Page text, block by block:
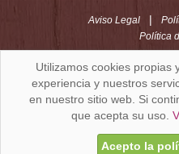
Aviso Legal |
Política
C/ Padre Huesca nº 30
Huesca
Utilizamos cookies propias
experiencia y nuestros
en nuestro sitio web. Si
que acepta su uso.
Acepto la